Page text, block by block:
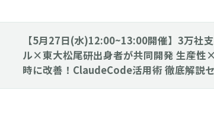
【5月27日(水)12:00~13:00開催】3万社
ル×東大松尾研出身者が共同開発 生産
時に改善！ClaudeCode活用術 徹底解説